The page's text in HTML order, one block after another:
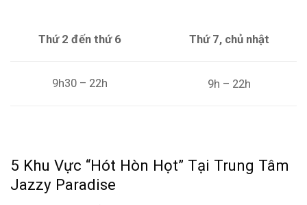
Thứ 2 đến thứ 6 Thứ 7, chủ nhật
9h30 – 22h 9h – 22h
5 Khu Vực “Hót Hòn Họt” Tại Trung Tâm
Jazzy Paradise